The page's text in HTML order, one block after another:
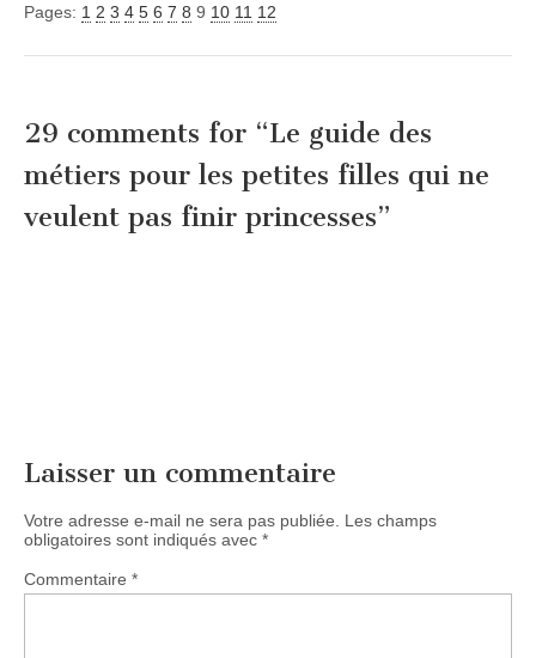
Pages: 1 2 3 4 5 6 7 8 9 10 11 12
29 comments for “Le guide des
métiers pour les petites filles qui ne
veulent pas finir princesses”
Laisser un commentaire
Votre adresse e-mail ne sera pas publiée.
Les champs
obligatoires sont indiqués avec *
Commentaire *